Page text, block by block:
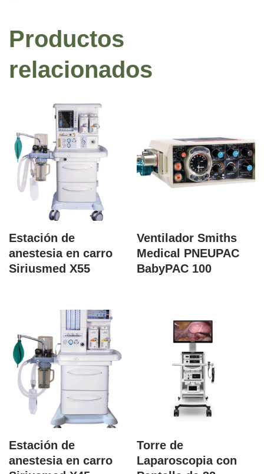
Productos
relacionados
Estación de
anestesia en carro
Siriusmed X55
Ventilador Smiths
Medical PNEUPAC
BabyPAC 100
Estación de
anestesia en carro
Torre de
Laparoscopia con